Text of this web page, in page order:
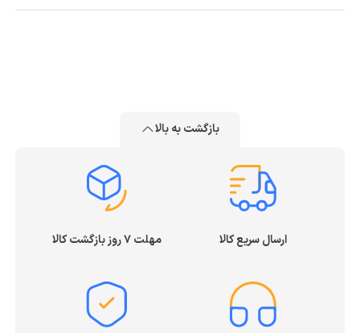
بازگشت به بالا
ارسال سریع کالا مهلت ۷ روز بازگشت کالا